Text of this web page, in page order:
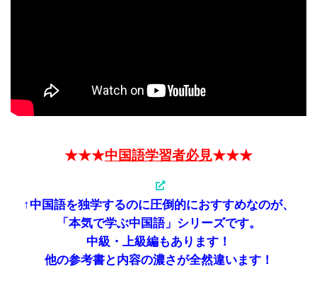
★★★中国語学習者必見★★★
↑中国語を独学するのに圧倒的におすすめなのが、
「本気で学ぶ中国語」シリーズです。
中級・上級編もあります！
他の参考書と内容の濃さが全然違います！